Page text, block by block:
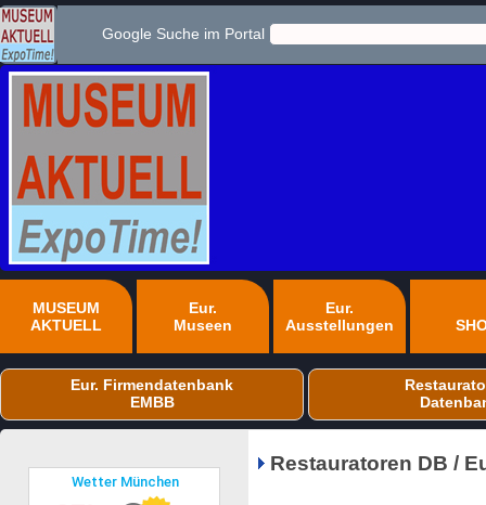
Google Suche im Portal
MUSEUM
AKTUELL
Eur.
Museen
Eur.
Ausstellungen
Eur. Firmendatenbank
EMBB
Restauratoren DB /